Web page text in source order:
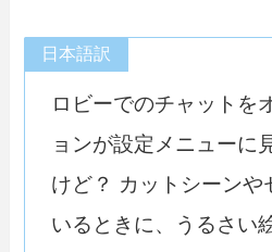
日本語訳
ロビーでのチャットを
ョンが設定メニューに
けど？ カットシーンや
いるときに、うるさい